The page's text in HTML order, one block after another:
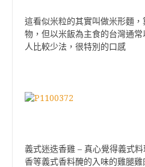
這看似米粒的其實叫做米形麵
物，但以米飯為主食的台灣通
人比較少法，很特別的口感
義式迷迭香雞 – 真心覺得義式
香等義式香料醃的入味的雞腿